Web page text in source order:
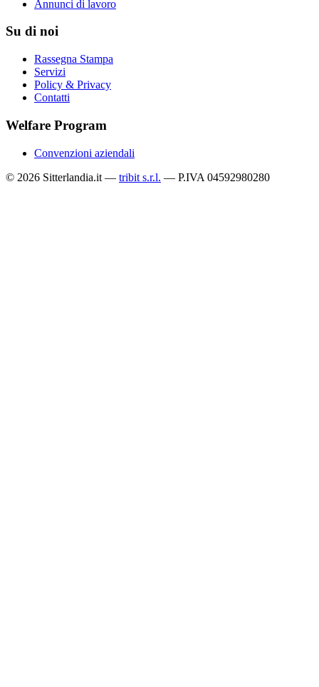
Annunci di lavoro
Su di noi
Rassegna Stampa
Servizi
Policy & Privacy
Contatti
Welfare Program
Convenzioni aziendali
© 2026 Sitterlandia.it — tribit s.r.l. — P.IVA 04592980280